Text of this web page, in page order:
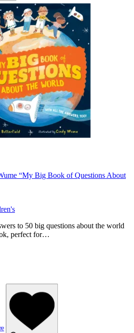
“My Big Book of Questions About
to 50 big questions about the world
perfect for…